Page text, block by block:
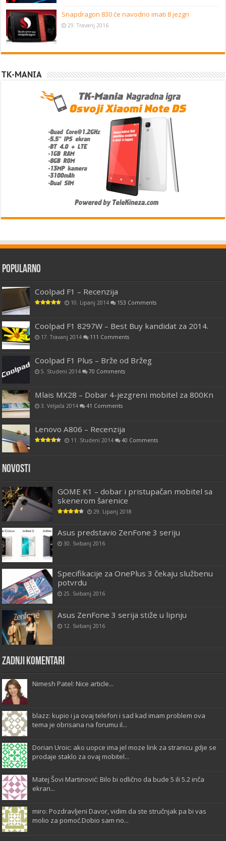
Snapdragon 830 će navodno imati 8 jezgri
29. Travanj 2016
TK-MANIA
Popularno
Coolpad F1 – Recenzija
10. Lipanj 2014 153 Comments
Coolpad F1 8297W – Best Buy kandidat za 2014.
17. Travanj 2014 111 Comments
Coolpad F1 Plus – Brže od Bržeg
5. Studeni 2014 70 Comments
Mlais MX28 – Dobar 4-jezgreni mobitel za 800Kn
3. Veljača 2014 41 Comments
Lenovo A806 – Recenzija
11. Studeni 2014 40 Comments
Novosti
GOME K1 – dobar i pristupačan mobitel sa
skenerom šarenice
29. Lipanj 2018
Asus predstavio ZenFone 3 seriju
30. Svibanj 2016
Specifikacije za OnePlus 3 čekaju službenu
potvrdu
25. Svibanj 2016
Asus ZenFone 3 serija stiže u lipnju
12. Svibanj 2016
Zadnji komentari
Nimesh Patel: Nice article...
blazz: kupio i ja ovaj telefon i sad kad imam problem ova
tema je obrisana na forumu il...
Dorian Uroic: ako uopce ima jel moze link za stranicu gdje se
prodaje staklo za ovaj mobitel...
Matej Šovi Martinović: Bilo bi odlično da bude 5 ili 5.2 inča
ekran...
miro: Pozdravljeni Davor, vidim da ste stručnjak pa bi vas
molio za pomoć.Dobio sam no...